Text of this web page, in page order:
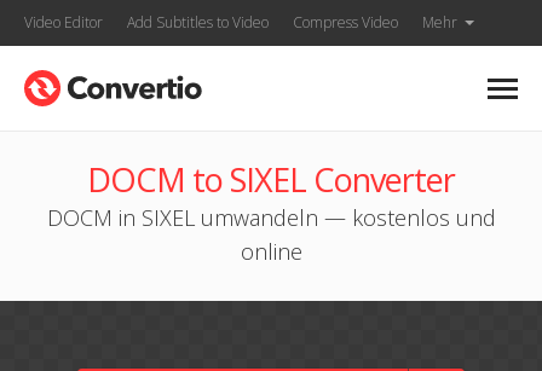
Video Editor Add Subtitles to Video Compress Video Mehr
DOCM to SIXEL Converter
DOCM in SIXEL umwandeln — kostenlos und
online